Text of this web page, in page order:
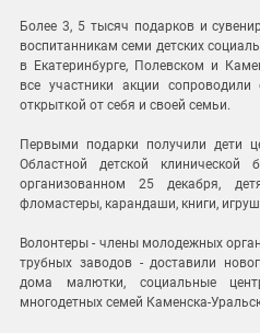
Более 3, 5 тысяч подарков и
воспитанникам семи детских
в Екатеринбурге, Полевском и
все участники акции сопроводили
открыткой от себя и своей семьи.
Первыми подарки получили дети
Областной детской
организованном 25 декабря,
фломастеры, карандаши, книги,
Волонтеры - члены молодежных
трубных заводов - доставили
дома малютки, социальные
многодетных семей Каменска-